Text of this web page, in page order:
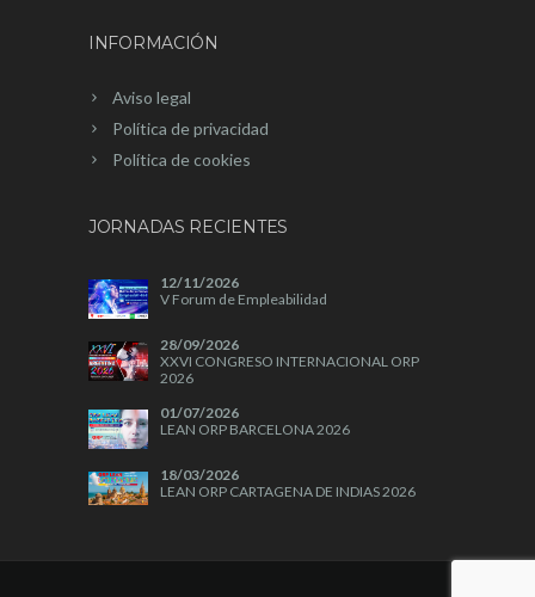
INFORMACIÓN
Aviso legal
Política de privacidad
Política de cookies
JORNADAS RECIENTES
12/11/2026
V Forum de Empleabilidad
28/09/2026
XXVI CONGRESO INTERNACIONAL ORP
2026
01/07/2026
LEAN ORP BARCELONA 2026
18/03/2026
LEAN ORP CARTAGENA DE INDIAS 2026